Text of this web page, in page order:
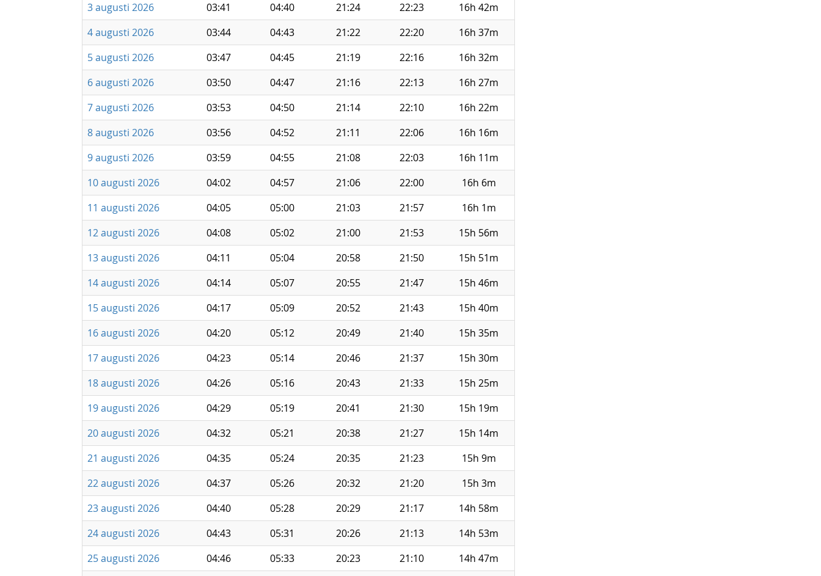
3 augusti 2026
03:41 04:40 21:24 22:23
16h 42m
4 augusti 2026
03:44 04:43 21:22 22:20
16h 37m
5 augusti 2026
03:47 04:45 21:19 22:16
16h 32m
6 augusti 2026
03:50 04:47 21:16 22:13
16h 27m
7 augusti 2026
03:53 04:50 21:14 22:10
16h 22m
8 augusti 2026
03:56 04:52 21:11 22:06
16h 16m
9 augusti 2026
03:59 04:55 21:08 22:03
16h 11m
10 augusti 2026
04:02 04:57 21:06 22:00
16h 6m
11 augusti 2026
04:05 05:00 21:03 21:57
16h 1m
12 augusti 2026
04:08 05:02 21:00 21:53
15h 56m
13 augusti 2026
04:11 05:04 20:58 21:50
15h 51m
14 augusti 2026
04:14 05:07 20:55 21:47
15h 46m
15 augusti 2026
04:17 05:09 20:52 21:43
15h 40m
16 augusti 2026
04:20 05:12 20:49 21:40
15h 35m
17 augusti 2026
04:23 05:14 20:46 21:37
15h 30m
18 augusti 2026
04:26 05:16 20:43 21:33
15h 25m
19 augusti 2026
04:29 05:19 20:41 21:30
15h 19m
20 augusti 2026
04:32 05:21 20:38 21:27
15h 14m
21 augusti 2026
04:35 05:24 20:35 21:23
15h 9m
22 augusti 2026
04:37 05:26 20:32 21:20
15h 3m
23 augusti 2026
04:40 05:28 20:29 21:17
14h 58m
24 augusti 2026
04:43 05:31 20:26 21:13
14h 53m
25 augusti 2026
04:46 05:33 20:23 21:10
14h 47m